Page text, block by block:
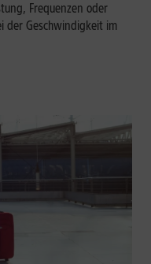
Frequenzen oder
der Geschwindigkeit im